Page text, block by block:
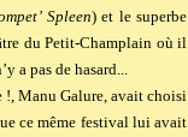
Spleen) et le superbe
du Petit-Champlain où il
a pas de hasard...
!, Manu Galure, avait choisi
ce même festival lui avait